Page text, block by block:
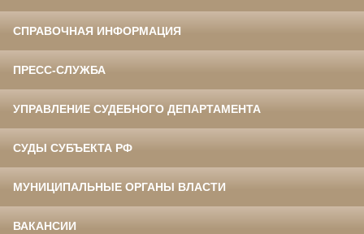
СПРАВОЧНАЯ ИНФОРМАЦИЯ
ПРЕСС-СЛУЖБА
УПРАВЛЕНИЕ СУДЕБНОГО ДЕПАРТАМЕНТА
СУДЫ СУБЪЕКТА РФ
МУНИЦИПАЛЬНЫЕ ОРГАНЫ ВЛАСТИ
ВАКАНСИИ